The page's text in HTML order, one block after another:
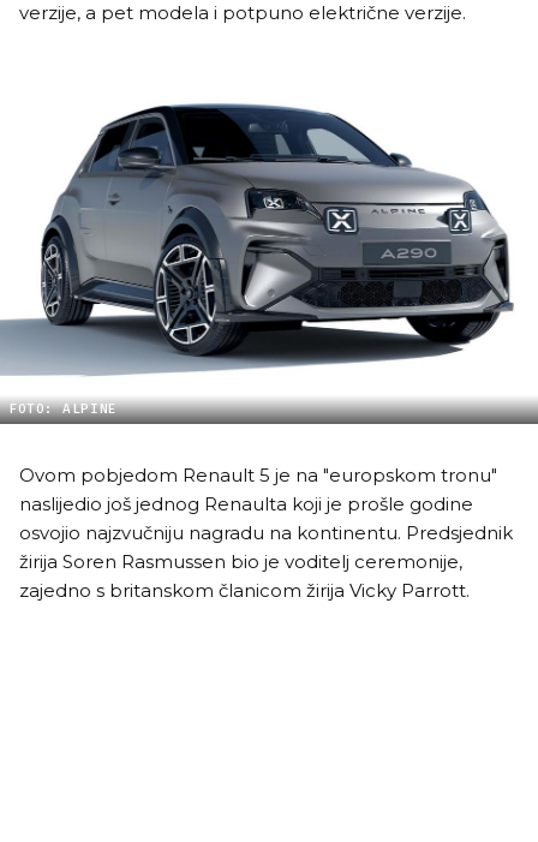
verzije, a pet modela i potpuno električne verzije.
FOTO: ALPINE
Ovom pobjedom Renault 5 je na "europskom tronu"
naslijedio još jednog Renaulta koji je prošle godine
osvojio najzvučniju nagradu na kontinentu. Predsjednik
žirija Soren Rasmussen bio je voditelj ceremonije,
zajedno s britanskom članicom žirija Vicky Parrott.